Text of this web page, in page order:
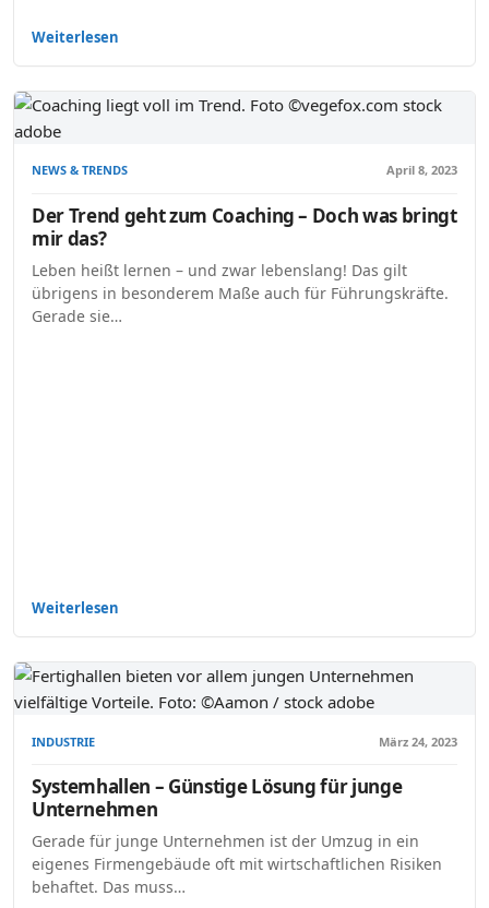
Weiterlesen
NEWS & TRENDS April 8, 2023
Der Trend geht zum Coaching – Doch was bringt
mir das?
Leben heißt lernen – und zwar lebenslang! Das gilt
übrigens in besonderem Maße auch für Führungskräfte.
Gerade sie…
Weiterlesen
INDUSTRIE März 24, 2023
Systemhallen – Günstige Lösung für junge
Unternehmen
Gerade für junge Unternehmen ist der Umzug in ein
eigenes Firmengebäude oft mit wirtschaftlichen Risiken
behaftet. Das muss…